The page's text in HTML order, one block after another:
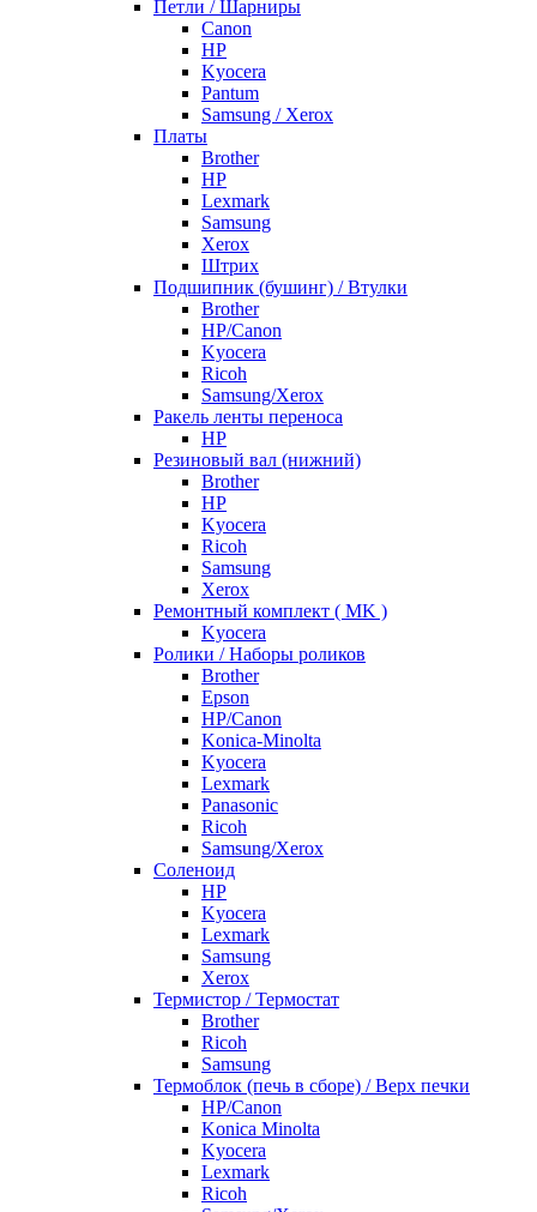
Петли / Шарниры
Canon
HP
Kyocera
Pantum
Samsung / Xerox
Платы
Brother
HP
Lexmark
Samsung
Xerox
Штрих
Подшипник (бушинг) / Втулки
Brother
HP/Canon
Kyocera
Ricoh
Samsung/Xerox
Ракель ленты переноса
HP
Резиновый вал (нижний)
Brother
HP
Kyocera
Ricoh
Samsung
Xerox
Ремонтный комплект ( MK )
Kyocera
Ролики / Наборы роликов
Brother
Epson
HP/Canon
Konica-Minolta
Kyocera
Lexmark
Panasonic
Ricoh
Samsung/Xerox
Соленоид
HP
Kyocera
Lexmark
Samsung
Xerox
Термистор / Термостат
Brother
Ricoh
Samsung
Термоблок (печь в сборе) / Верх печки
HP/Canon
Konica Minolta
Kyocera
Lexmark
Ricoh